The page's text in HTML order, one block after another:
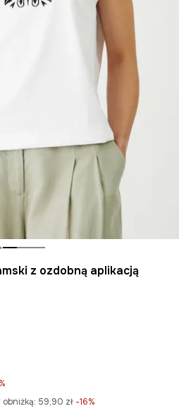
z ozdobną aplikacją
59,90 zł -16%